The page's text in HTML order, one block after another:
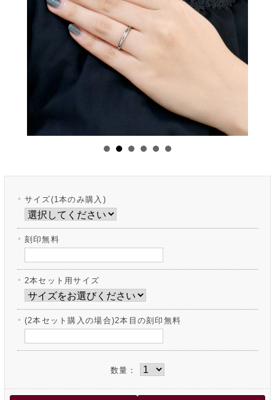
サイズ(1本のみ購入)
刻印無料
2本セット用サイズ
(2本セット購入の場合)2本目の刻印無料
数量：